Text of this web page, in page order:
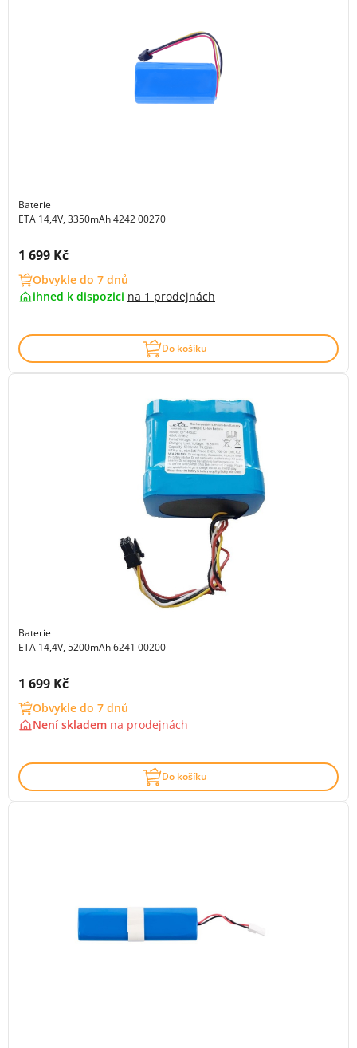
Baterie
ETA 14,4V, 3350mAh 4242 00270
Cena s DPH:
1 699 Kč
Obvykle do 7 dnů
ihned k dispozici na 1 prodejnách
Do košíku
Baterie
ETA 14,4V, 5200mAh 6241 00200
Cena s DPH:
1 699 Kč
Obvykle do 7 dnů
Není skladem na prodejnách
Do košíku